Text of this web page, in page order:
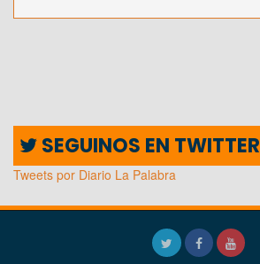
SEGUINOS EN TWITTER
Tweets por Diario La Palabra